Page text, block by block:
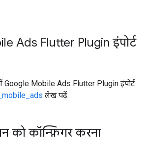
Ads Flutter Plugin इंपोर्ट
Google Mobile Ads Flutter Plugin इंपोर्ट
लेख पढ़ें.
को कॉन्फ़िगर करना